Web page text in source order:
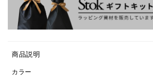
商品説明
カラー